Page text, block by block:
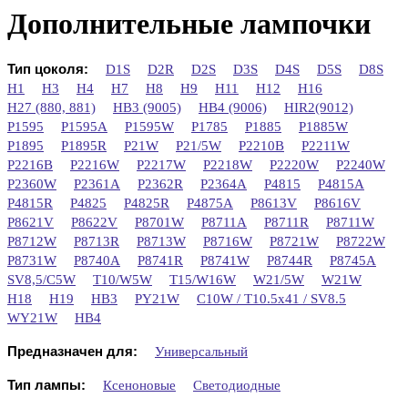
Дополнительные лампочки
Тип цоколя: D1S D2R D2S D3S D4S D5S
D8S
H1
H3 H4 H7 H8 H9 H11 H12
H16
H27 (880, 881)
HB3 (9005) HB4 (9006)
HIR2(9012)
P1595
P1595A P1595W P1785 P1885
P1885W
P1895
P1895R P21W P21/5W P2210B
P2211W
P2216B
P2216W P2217W P2218W P2220W
P2240W
P2360W
P2361A P2362R P2364A P4815
P4815A
P4815R
P4825 P4825R P4875A P8613V
P8616V
P8621V
P8622V P8701W P8711A P8711R
P8711W
P8712W
P8713R P8713W P8716W P8721W
P8722W
P8731W
P8740A P8741R P8741W P8744R
P8745A
SV8,5/C5W
T10/W5W T15/W16W W21/5W
W21W
H18
H19 HB3 PY21W
C10W / T10.5x41 / SV8.5
WY21W
HB4
Предназначен для: Универсальный
Тип лампы: Ксеноновые Светодиодные